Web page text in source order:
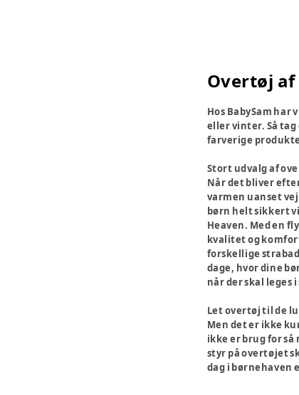
Overtøj
Hos BabySam
eller vinter. Så
farverige
Stort udvalg af
Når det bliver
varmen uanset
børn helt sikkert
Heaven. Med en
kvalitet og
forskellige
dage, hvor dine
når der skal leges
Let overtøj til de
Men det er ikke
ikke er brug for
styr på overtøjet
dag i børnehaven